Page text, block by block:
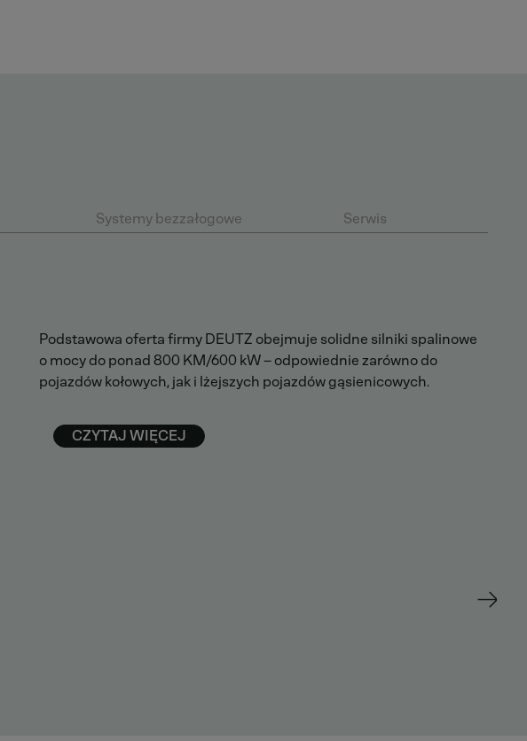
Systemy bezzałogowe Serwis
Podstawowa oferta firmy DEUTZ obejmuje solidne silniki spalinowe
o mocy do ponad 800 KM/600 kW – odpowiednie zarówno do
pojazdów kołowych, jak i lżejszych pojazdów gąsienicowych.
CZYTAJ WIĘCEJ